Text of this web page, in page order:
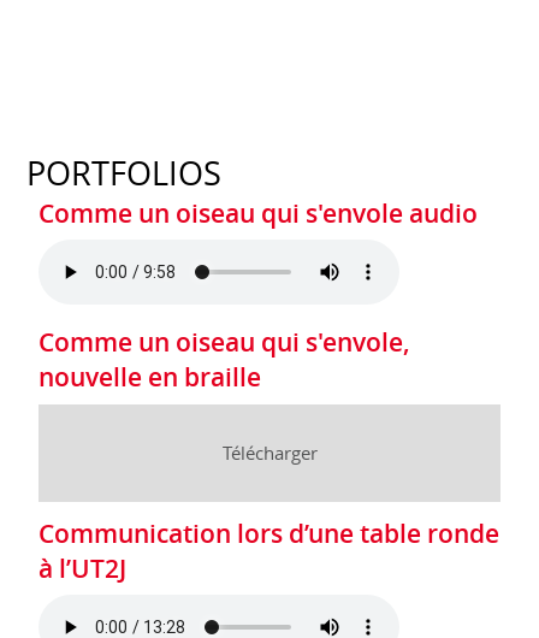
PORTFOLIOS
Comme un oiseau qui s'envole audio
Comme un oiseau qui s'envole,
nouvelle en braille
Télécharger
Communication lors d’une table ronde
à l’UT2J